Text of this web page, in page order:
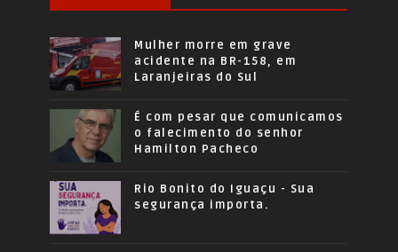
Mulher morre em grave
acidente na BR-158, em
Laranjeiras do Sul
É com pesar que comunicamos
o falecimento do senhor
Hamilton Pacheco
Rio Bonito do Iguaçu - Sua
segurança importa.